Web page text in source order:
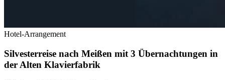
Hotel-Arrangement
Silvesterreise nach Meißen mit 3 Übernachtungen in
der Alten Klavierfabrik